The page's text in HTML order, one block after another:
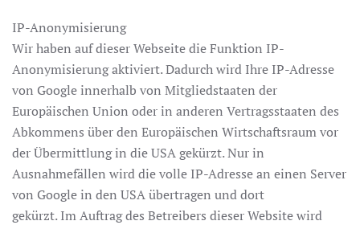
IP-Anonymisierung
Wir haben auf dieser Webseite die Funktion IP-
Anonymisierung aktiviert. Dadurch wird Ihre IP-Adresse
von Google innerhalb von Mitgliedstaaten der
Europäischen Union oder in anderen Vertragsstaaten des
Abkommens über den Europäischen Wirtschaftsraum vor
der Übermittlung in die USA gekürzt. Nur in
Ausnahmefällen wird die volle IP-Adresse an einen Server
von Google in den USA übertragen und dort
gekürzt. Im Auftrag des Betreibers dieser Website wird